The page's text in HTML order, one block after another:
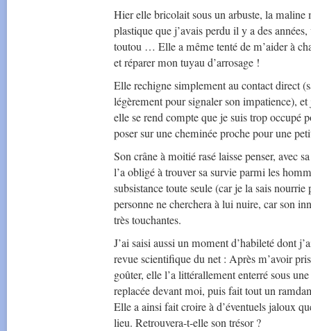
Hier elle bricolait sous un arbuste, la maline
plastique que j’avais perdu il y a des
toutou … Elle a même tenté de m’aider à
et réparer mon tuyau d’arrosage !
Elle rechigne simplement au contact direct
légèrement pour signaler son impatience),
elle se rend compte que je suis trop occupé
poser sur une cheminée proche pour une
Son crâne à moitié rasé laisse penser, avec
l’a obligé à trouver sa survie parmi les
subsistance toute seule (car je la sais
personne ne cherchera à lui nuire, car son
très touchantes.
J’ai saisi aussi un moment d’habileté dont
revue scientifique du net : Après m’avoir
goûter, elle l’a littérallement enterré sous
replacée devant moi, puis fait tout un
Elle a ainsi fait croire à d’éventuels jaloux
lieu. Retrouvera-t-elle son trésor ?